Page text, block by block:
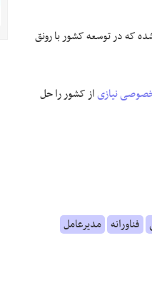
که در توسعه کشور با رونق
نیازیاز کشور را حل
فناورانه مدیرعامل